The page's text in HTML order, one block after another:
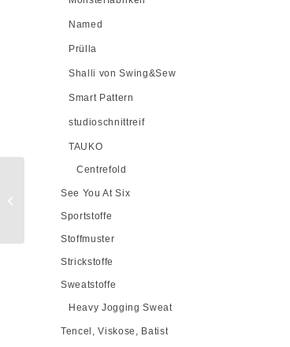
Named
Prülla
Shalli von Swing&Sew
Smart Pattern
studioschnittreif
TAUKO
Centrefold
See You At Six
Sportstoffe
Stoffmuster
Strickstoffe
Sweatstoffe
Heavy Jogging Sweat
Tencel, Viskose, Batist
Viskosejersey